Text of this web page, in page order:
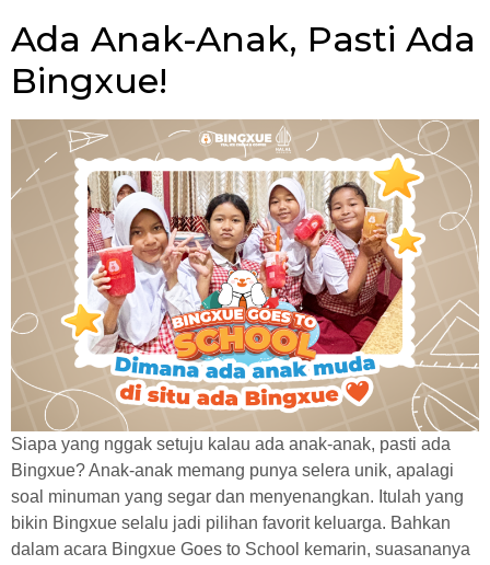
Ada Anak-Anak, Pasti Ada
Bingxue!
Siapa yang nggak setuju kalau ada anak-anak, pasti ada
Bingxue? Anak-anak memang punya selera unik, apalagi
soal minuman yang segar dan menyenangkan. Itulah yang
bikin Bingxue selalu jadi pilihan favorit keluarga. Bahkan
dalam acara Bingxue Goes to School kemarin, suasananya